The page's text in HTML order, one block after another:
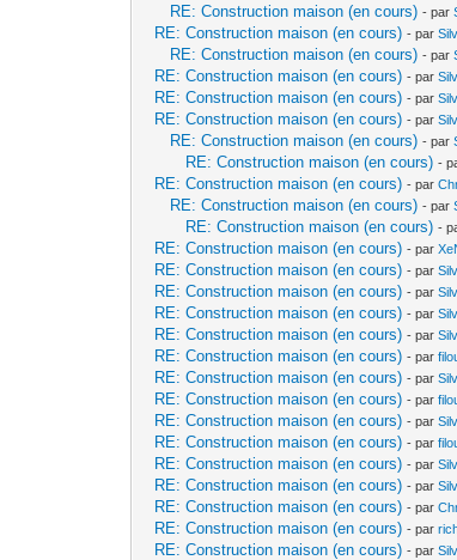
RE: Construction maison (en cours) - par
RE: Construction maison (en cours) - par
RE: Construction maison (en cours) - par
RE: Construction maison (en cours) - par
RE: Construction maison (en cours) - par
RE: Construction maison (en cours) - par
RE: Construction maison (en cours) - par
RE: Construction maison (en cours) -
RE: Construction maison (en cours) - par
RE: Construction maison (en cours) - par
RE: Construction maison (en cours) -
RE: Construction maison (en cours) - par
RE: Construction maison (en cours) - par
RE: Construction maison (en cours) - par
RE: Construction maison (en cours) - par
RE: Construction maison (en cours) - par
RE: Construction maison (en cours) - par
RE: Construction maison (en cours) - par
RE: Construction maison (en cours) - par
RE: Construction maison (en cours) - par
RE: Construction maison (en cours) - par
RE: Construction maison (en cours) - par
RE: Construction maison (en cours) - par
RE: Construction maison (en cours) - par
RE: Construction maison (en cours) - par
RE: Construction maison (en cours) - par